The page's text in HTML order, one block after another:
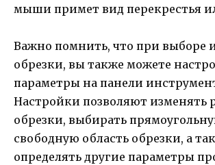
мыши примет вид перекрестья
Важно помнить, что при выборе
обрезки, вы также можете
параметры на панели
Настройки позволяют изменять
обрезки, выбирать
свободную область обрезки, а
определять другие параметры